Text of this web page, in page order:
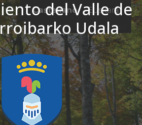
del Valle de
Udala
Castellano
Euskara
El tiempo - Tutiempo.net